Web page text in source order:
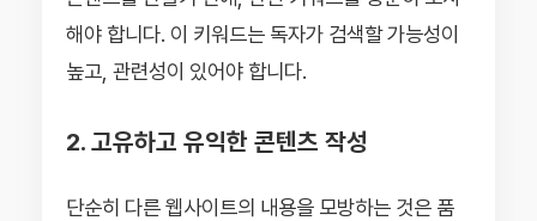
해야 합니다. 이 키워드는 독자가 검색할 가능성이
높고, 관련성이 있어야 합니다.
2. 고유하고 유익한 콘텐츠 작성
단순히 다른 웹사이트의 내용을 모방하는 것은 품